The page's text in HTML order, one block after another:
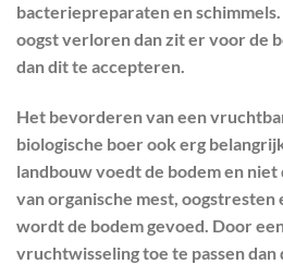
bacteriepreparaten en
oogst verloren dan zit er voor de
dan dit te accepteren.
Het bevorderen van een
biologische boer ook erg
landbouw voedt de bodem en
van organische mest, oogstresten
wordt de bodem gevoed. Door
vruchtwisseling toe te passen